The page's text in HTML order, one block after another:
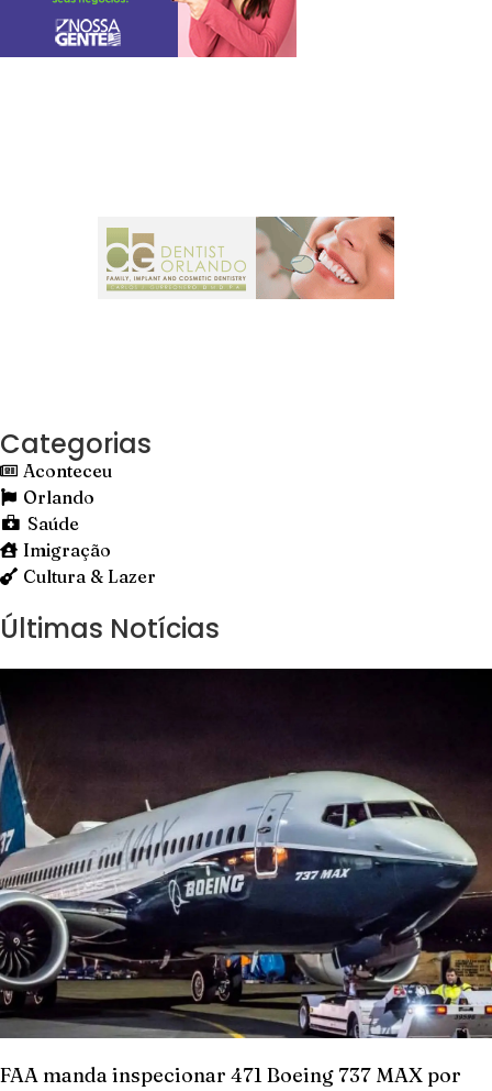
Categorias
Aconteceu
Orlando
Saúde
Imigração
Cultura & Lazer
Últimas Notícias
FAA manda inspecionar 471 Boeing 737 MAX por